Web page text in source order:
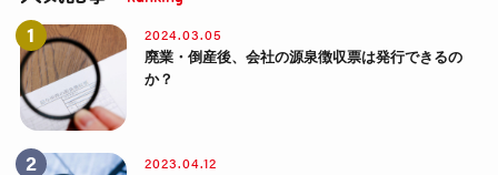
廃業・倒産後、会社の源泉徴収票は発行できるの
か？
2024.03.05
2023.04.12